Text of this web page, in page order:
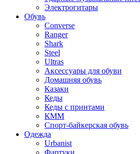
Электрогитары
Обувь
Converse
Ranger
Shark
Steel
Ultras
Аксессуары для обуви
Домашняя обувь
Казаки
Кеды
Кеды с принтами
КММ
Спорт-байкерская обувь
Одежда
Urbanist
Фартуки